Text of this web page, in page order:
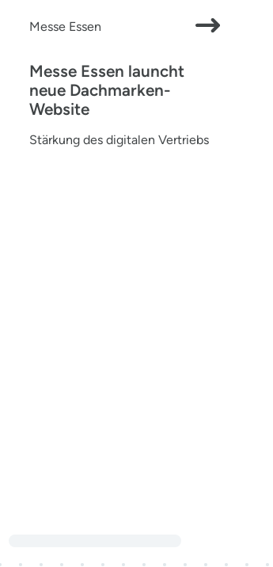
Messe Essen
Messe Essen launcht
neue Dachmarken-
Website
Stärkung des digitalen Vertriebs